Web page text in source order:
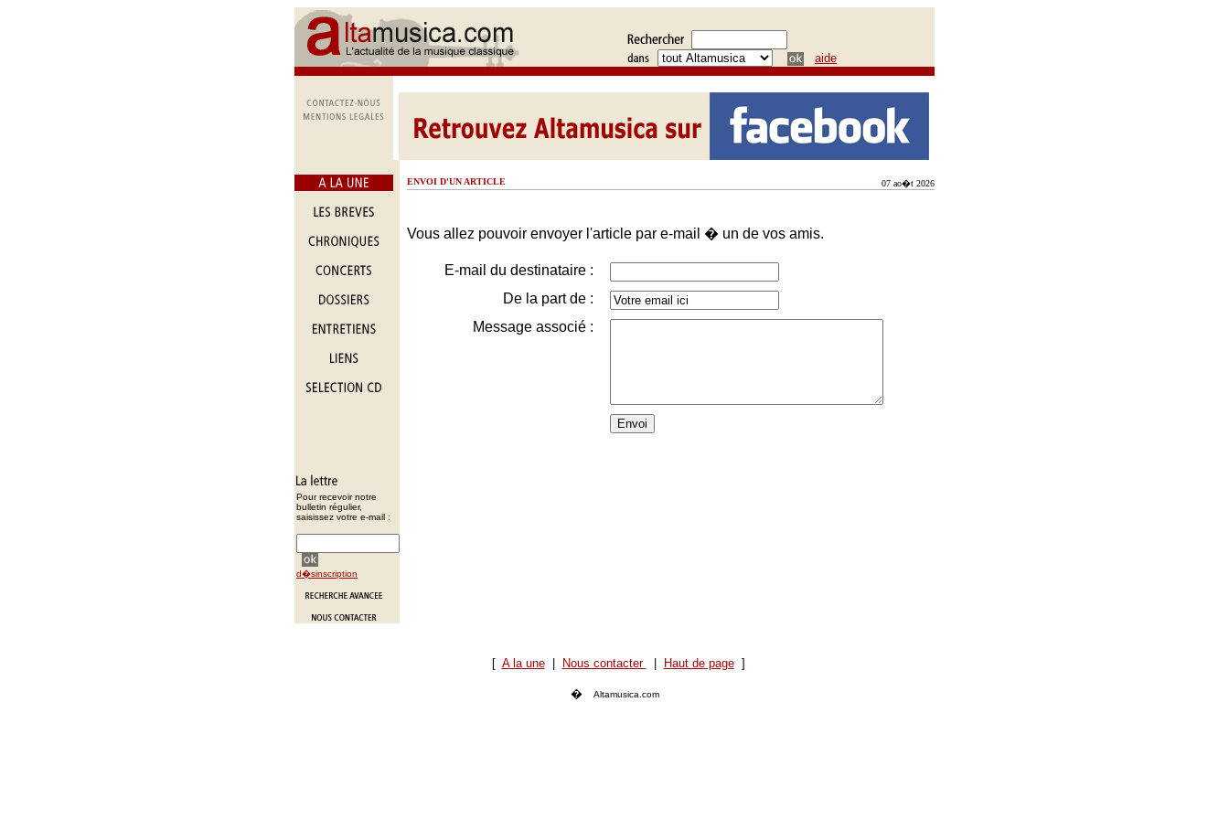
aide
Pour recevoir notre
bulletin régulier,
saisissez votre e-mail :
d�sinscription
ENVOI D'UN ARTICLE 07 ao�t 2026
Vous allez pouvoir envoyer l'article par e-mail � un de vos amis.
E-mail du destinataire :
De la part de :
Message associé :
[ A la une| Nous contacter Haut de page]
� Altamusica.com